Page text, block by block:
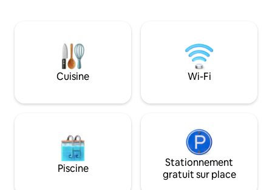
climatisation, une cheminée à foyer
ouvert, des comptoirs en pierre, des
matelas queen en latex, une
cuisine/garde-manger séparée, une
fenêtre donnant sur le ravin Sassafras et
Puffing Billy. La
qu'à 30 minutes
et des marchés
Avec un bain
Cuisine Wi-Fi
Piscine
Stationnement
gratuit sur place